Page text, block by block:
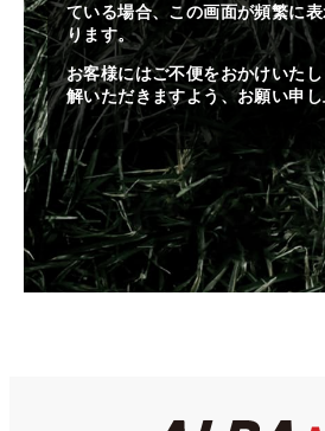
ている場合、この画面が頻繁に
ります。
お客様にはご不便をおかけいた
解いただきますよう、お願い申